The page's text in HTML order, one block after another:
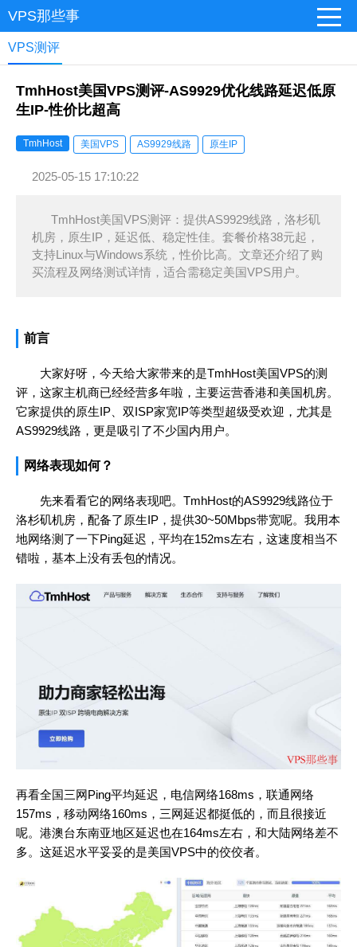
VPS那些事
VPS测评
TmhHost美国VPS测评-AS9929优化线路延迟低原
生IP-性价比超高
TmhHost 美国VPS AS9929线路 原生IP
2025-05-15 17:10:22
TmhHost美国VPS测评：提供AS9929线路，洛杉矶
机房，原生IP，延迟低、稳定性佳。套餐价格38元起，
支持Linux与Windows系统，性价比高。文章还介绍了购
买流程及网络测试详情，适合需稳定美国VPS用户。
前言
大家好呀，今天给大家带来的是TmhHost美国VPS的测
评，这家主机商已经经营多年啦，主要运营香港和美国机房。
它家提供的原生IP、双ISP家宽IP等类型超级受欢迎，尤其是
AS9929线路，更是吸引了不少国内用户。
网络表现如何？
先来看看它的网络表现吧。TmhHost的AS9929线路位于
洛杉矶机房，配备了原生IP，提供30~50Mbps带宽呢。我用本
地网络测了一下Ping延迟，平均在152ms左右，这速度相当不
错啦，基本上没有丢包的情况。
再看全国三网Ping平均延迟，电信网络168ms，联通网络
157ms，移动网络160ms，三网延迟都挺低的，而且很接近
呢。港澳台东南亚地区延迟也在164ms左右，和大陆网络差不
多。这延迟水平妥妥的是美国VPS中的佼佼者。